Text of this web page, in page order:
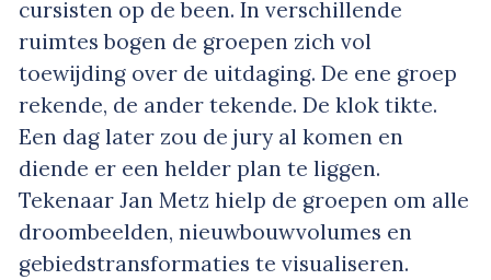
cursisten op de been. In verschillende
ruimtes bogen de groepen zich vol
toewijding over de uitdaging. De ene groep
rekende, de ander tekende. De klok tikte.
Een dag later zou de jury al komen en
diende er een helder plan te liggen.
Tekenaar Jan Metz hielp de groepen om alle
droombeelden, nieuwbouwvolumes en
gebiedstransformaties te visualiseren.